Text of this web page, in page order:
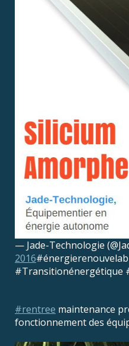
— Jade-Technologie
2016
#Transitionénergétique
#rentree maintenance
fonctionnement des